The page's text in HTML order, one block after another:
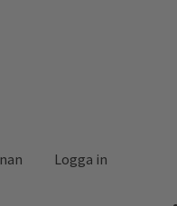
Logga in